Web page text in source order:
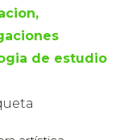
de estudio